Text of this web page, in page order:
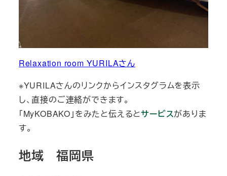
Relaxation room YURILAさん
※YURILAさんのリンクからインスタグラムを表示
し、直接のご連絡ができます。
「MyKOBAKO」をみたと伝えるとサービスがありま
す。
地域 福岡県